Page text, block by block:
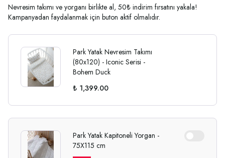
Nevresim takımı ve yorganı birlikte al, 50₺ indirim fırsatını yakala!
Kampanyadan faydalanmak için buton aktif olmalıdır.
Park Yatak Nevresim Takımı
(80x120) - Iconic Serisi -
Bohem Duck
₺ 1,399.00
Park Yatak Kapitoneli Yorgan -
75X115 cm